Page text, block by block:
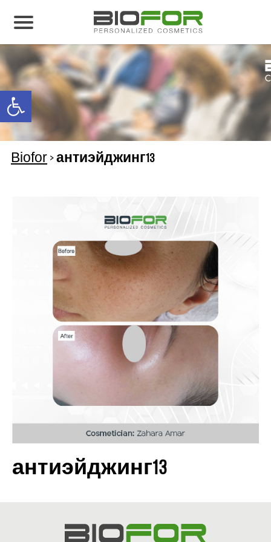
Open toolbar
О нас
Продукция
Результаты лечения
Свяжитесь с нами
Biofor >антиэйджинг13
антиэйджинг13